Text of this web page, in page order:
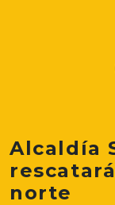
Alcaldía
norte